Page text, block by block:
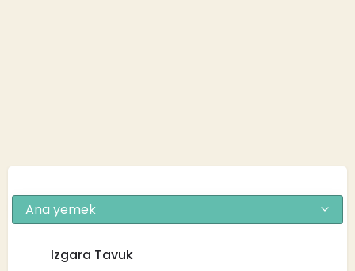
Ana yemek
Izgara Tavuk